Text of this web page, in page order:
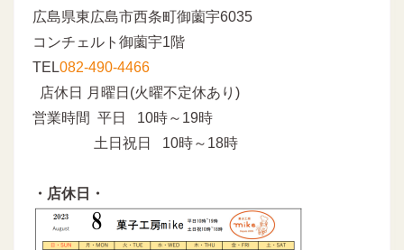
広島県東広島市西条町御薗宇6035
コンチェルト御薗宇1階
TEL082-490-4466
店休日 月曜日(火曜不定休あり)
営業時間 平日 10時～19時
土日祝日 10時～18時
・店休日・